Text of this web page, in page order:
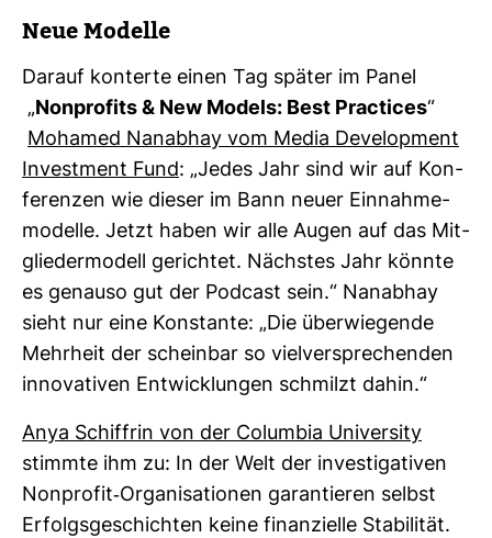
Neue Modelle
Darauf kon­terte einen Tag später im Panel
„Non­pro­fits & New Models: Best Prac­tices“
Mohamed Nan­abhay vom Media Deve­lo­p­ment
Invest­ment Fund: „Jedes Jahr sind wir auf Kon­
fe­renzen wie dieser im Bann neuer Ein­nah­me­
mo­delle. Jetzt haben wir alle Augen auf das Mit­
glie­der­mo­dell gerichtet. Nächstes Jahr könnte
es genauso gut der Pod­cast sein.“ Nan­abhay
sieht nur eine Kon­stante: „Die über­wie­gende
Mehr­heit der scheinbar so viel­ver­spre­chenden
inno­va­tiven Ent­wick­lungen schmilzt dahin.“
Anya Schif­frin von der Columbia Uni­ver­sity
stimmte ihm zu: In der Welt der inves­ti­ga­tiven
Non­profit-​Orga­ni­sa­tionen garan­tieren selbst
Erfolgs­ge­schichten keine finan­zi­elle Sta­bi­lität.